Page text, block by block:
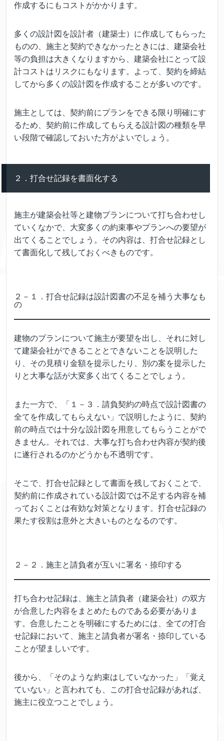
作成するにもコストがかかります。
多くの設計図を設計者（建築士）に作成してもらった
ものの、施主と契約できなかったときには、建築会社
等の負担は大きくなりますから、建築会社にとって設
計コストはリスクにもなります。よって、契約を締結
してから多くの設計図を作成することが多いのです。
施主としては、契約前にプランをできる限り明確にす
るため、契約前に作成してもらえる設計図の種類を早
い段階で確認しておいた方がよいでしょう。
２．打合せ記録を書面化する
施主が建築会社等と建物プランについて打ち合わせし
ていくなかで、大変多くの約束事やプランへの要望が
出てくることでしょう。その内容は、打合せ記録とし
て書面化して残しておくべきものです。
２－１．打合せ記録は設計図書の不足を補う大事なも
の
建物のプランについて施主が要望を出し、それに対し
て建築会社ができることとできないことを説明した
り、その見積り金額を提示したり、別の案を提示した
りと大事な話が大変多く出てくることでしょう。
また一方で、「１－３．請負契約の時点で設計図書の
全てを作成してもらえない」で説明したように、契約
前の時点では十分な設計図を用意してもらうことがで
きません。それでは、大事な打ち合わせ内容が契約後
に遂行されるのかどうかも不透明です。
そこで、打合せ記録として書面を残しておくことで、
契約前に作成されている設計図では不足する内容を補
っておくことは有効な対策となります。打合せ記録の
果たす役割は意外と大きいものとなるのです。
２－２．施主と請負者が互いに署名・捺印する
打ち合わせ記録は、施主と請負者（建築会社）の双方
が合意した内容をまとめたものである必要がありま
す。合意したことを明確にするためには、全ての打合
せ記録において、施主と請負者が署名・捺印している
ことが望ましいです。
後から、「そのような約束はしていなかった」「覚え
ていない」と言われても、この打合せ記録があれば、
施主に役立つことでしょう。